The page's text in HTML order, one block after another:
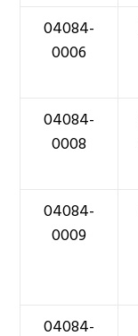
04084-
0006
04084-
0008
04084-
0009
04084-